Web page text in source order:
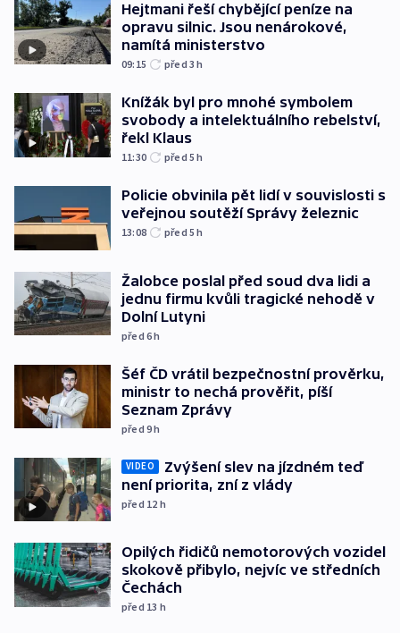
Hejtmani řeší chybějící peníze na
opravu silnic. Jsou nenárokové,
namítá ministerstvo
09:15 před 3h
Knížák byl pro mnohé symbolem
svobody a intelektuálního rebelství,
řekl Klaus
11:30 před 5h
Policie obvinila pět lidí v souvislosti s
veřejnou soutěží Správy železnic
13:08 před 5h
Žalobce poslal před soud dva lidi a
jednu firmu kvůli tragické nehodě v
Dolní Lutyni
před 6h
Šéf ČD vrátil bezpečnostní prověrku,
ministr to nechá prověřit, píší
Seznam Zprávy
před 9h
VIDEO
Zvýšení slev na jízdném teď
není priorita, zní z vlády
před 12 h
Opilých řidičů nemotorových vozidel
skokově přibylo, nejvíc ve středních
Čechách
před 13 h